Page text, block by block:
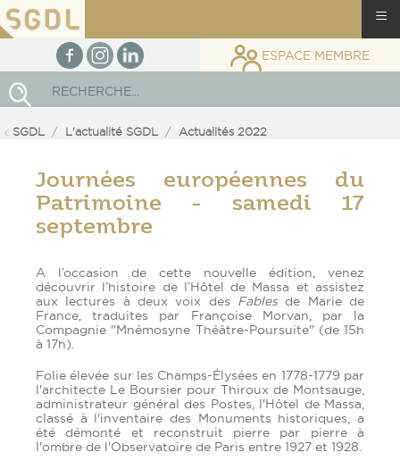
facebookInstagram
linkedin ESPACE MEMBRE
SGDL L'actualité SGDL Actualités 2022
Journées européennes du
Patrimoine - samedi 17
septembre
A l’occasion de cette nouvelle édition, venez
découvrir l’histoire de l’Hôtel de Massa et assistez
aux lectures à deux voix des Fablesde Marie de
France, traduites par Françoise Morvan, par la
Compagnie "Mnémosyne Théâtre-Poursuite" (de 15h
à 17h).
Folie élevée sur les Champs-Élysées en 1778-1779 par
l'architecte Le Boursier pour Thiroux de Montsauge,
administrateur général des Postes, l'Hôtel de Massa,
classé à l'inventaire des Monuments historiques, a
été démonté et reconstruit pierre par pierre à
l'ombre de l'Observatoire de Paris entre 1927 et 1928.
≡